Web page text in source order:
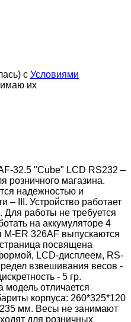
с Условиями
их
32.5 "Cube" LCD RS232 –
розничного магазина.
надежностью и
– III. Устройство работает
Для работы не требуется
на аккумуляторе 4
M-ER 326AF выпускаются
посвящена
LCD-дисплеем, RS-
взвешивания весов -
- 5 гр.
модель отличается
корпуса: 260*325*120
мм. Весы не занимают
для розничных